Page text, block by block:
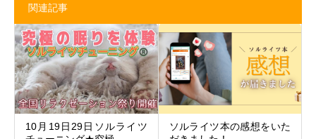
関連記事
10月19日29日ソルライツ
ソルライツ本の感想をいた